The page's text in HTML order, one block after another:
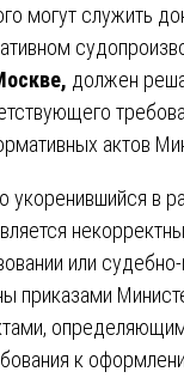
могут служить
должен
актов
укоренившийся в
или
приказами
к